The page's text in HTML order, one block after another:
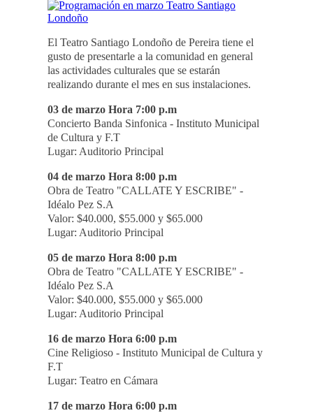
El Teatro Santiago Londoño de Pereira tiene el
gusto de presentarle a la comunidad en general
las actividades culturales que se estarán
realizando durante el mes en sus instalaciones.
03 de marzo Hora 7:00 p.m
Concierto Banda Sinfonica - Instituto Municipal
de Cultura y F.T
Lugar: Auditorio Principal
04 de marzo Hora 8:00 p.m
Obra de Teatro "CALLATE Y ESCRIBE" -
Idéalo Pez S.A
Valor: $40.000, $55.000 y $65.000
Lugar: Auditorio Principal
05 de marzo Hora 8:00 p.m
Obra de Teatro "CALLATE Y ESCRIBE" -
Idéalo Pez S.A
Valor: $40.000, $55.000 y $65.000
Lugar: Auditorio Principal
16 de marzo Hora 6:00 p.m
Cine Religioso - Instituto Municipal de Cultura y
F.T
Lugar: Teatro en Cámara
17 de marzo Hora 6:00 p.m